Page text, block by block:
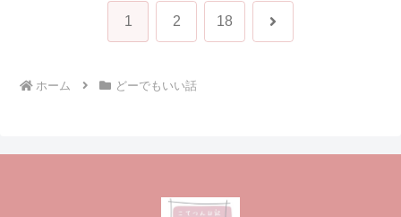
1 2 18 次
ホーム どーでもいい話